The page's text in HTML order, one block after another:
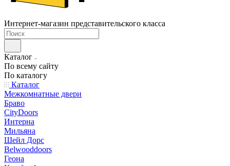
Интернет-магазин представительского класса
Каталог
По всему сайту
По каталогу
Каталог
Межкомнатные двери
Браво
CityDoors
Интерна
Мильяна
Шейл Дорс
Belwooddoors
Геона